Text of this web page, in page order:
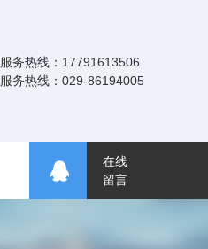
服务热线：17791613506
服务热线：029-86194005
在线
留言